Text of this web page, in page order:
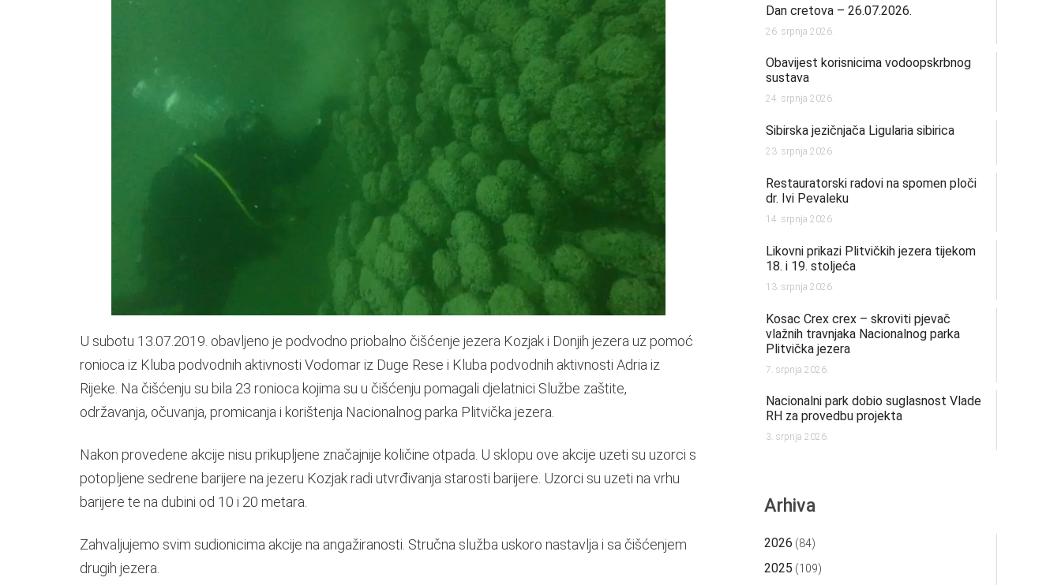
U subotu 13.07.2019. obavljeno je podvodno priobalno čišćenje jezera Kozjak i Donjih jezera uz pomoć
ronioca iz Kluba podvodnih aktivnosti Vodomar iz Duge Rese i Kluba podvodnih aktivnosti Adria iz
Rijeke. Na čišćenju su bila 23 ronioca kojima su u čišćenju pomagali djelatnici Službe zaštite,
održavanja, očuvanja, promicanja i korištenja Nacionalnog parka Plitvička jezera.
Nakon provedene akcije nisu prikupljene značajnije količine otpada. U sklopu ove akcije uzeti su uzorci s
potopljene sedrene barijere na jezeru Kozjak radi utvrđivanja starosti barijere. Uzorci su uzeti na vrhu
barijere te na dubini od 10 i 20 metara.
Zahvaljujemo svim sudionicima akcije na angažiranosti. Stručna služba uskoro nastavlja i sa čišćenjem
drugih jezera.
Dan cretova – 26.07.2026.
26. srpnja 2026.
Obavijest korisnicima vodoopskrbnog
sustava
24. srpnja 2026.
Sibirska jezičnjača Ligularia sibirica
23. srpnja 2026.
Restauratorski radovi na spomen ploči
dr. Ivi Pevaleku
14. srpnja 2026.
Likovni prikazi Plitvičkih jezera tijekom
18. i 19. stoljeća
13. srpnja 2026.
Kosac Crex crex – skroviti pjevač
vlažnih travnjaka Nacionalnog parka
Plitvička jezera
7. srpnja 2026.
Nacionalni park dobio suglasnost Vlade
RH za provedbu projekta
3. srpnja 2026.
Arhiva
2026 (84)
2025 (109)